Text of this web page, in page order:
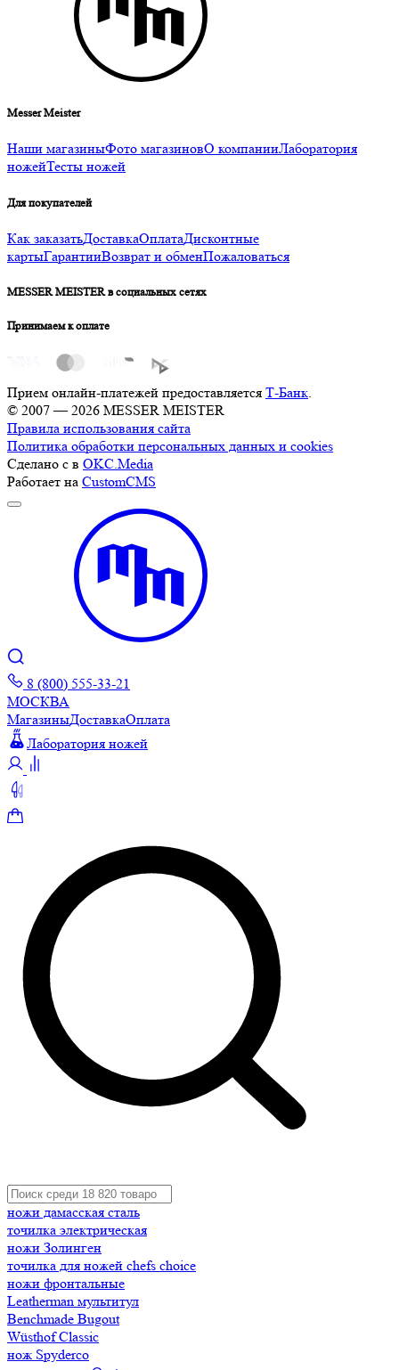
Messer Meister
Наши магазиныФото магазиновО компанииЛаборатория
ножейТесты ножей
Для покупателей
Как заказатьДоставкаОплатаДисконтные
картыГарантииВозврат и обменПожаловаться
MESSER MEISTER в социальных сетях
Принимаем к оплате
Прием онлайн-платежей предоставляется Т-Банк.
© 2007 — 2026 MESSER MEISTER
Правила использования сайта
Политика обработки персональных данных и cookies
Сделано с в OKC.Media
Работает на CustomCMS
8 (800) 555-33-21
МОСКВА
МагазиныДоставкаОплата
Лаборатория ножей
ножи дамасская сталь
точилка электрическая
ножи Золинген
точилка для ножей chefs choice
ножи фронтальные
Leatherman мультитул
Benchmade Bugout
Wüsthof Classic
нож Spyderco